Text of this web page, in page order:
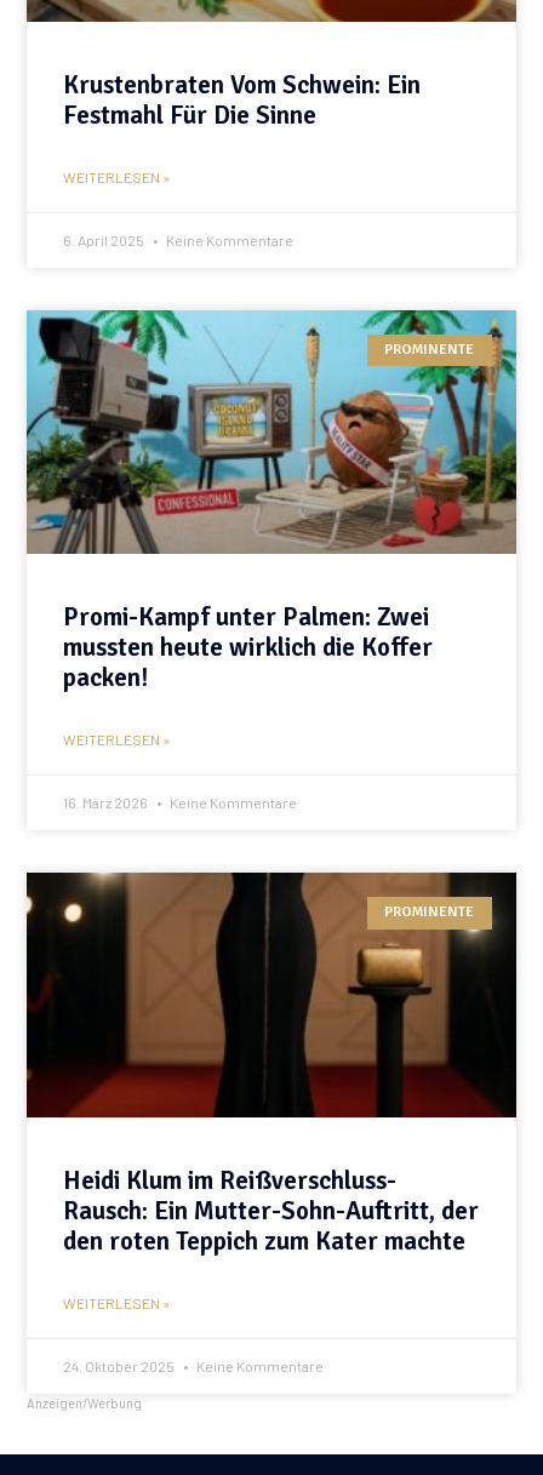
Krustenbraten Vom Schwein: Ein
Festmahl Für Die Sinne
WEITERLESEN »
6. April 2025 Keine Kommentare
PROMINENTE
Promi-Kampf unter Palmen: Zwei
mussten heute wirklich die Koffer
packen!
WEITERLESEN »
16. März 2026 Keine Kommentare
PROMINENTE
Heidi Klum im Reißverschluss-
Rausch: Ein Mutter-Sohn-Auftritt, der
den roten Teppich zum Kater machte
WEITERLESEN »
24. Oktober 2025 Keine Kommentare
Anzeigen/Werbung